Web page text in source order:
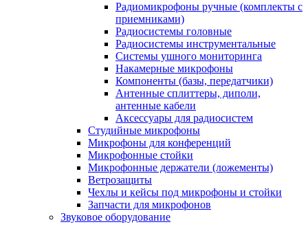
Радиомикрофоны ручные (комплекты с
приемниками)
Радиосистемы головные
Радиосистемы инструментальные
Системы ушного мониторинга
Накамерные микрофоны
Компоненты (базы, передатчики)
Антенные сплиттеры, диполи,
антенные кабели
Аксесcуары для радиосистем
Студийные микрофоны
Микрофоны для конференций
Микрофонные стойки
Микрофонные держатели (ложементы)
Ветрозащиты
Чехлы и кейсы под микрофоны и стойки
Запчасти для микрофонов
Звуковое оборудование